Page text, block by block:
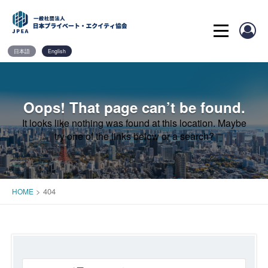
content
日本語 English
Oops! That page can’t be found.
It looks like nothing was found at this location. Maybe
try one of the links below or a search?
HOME > 404